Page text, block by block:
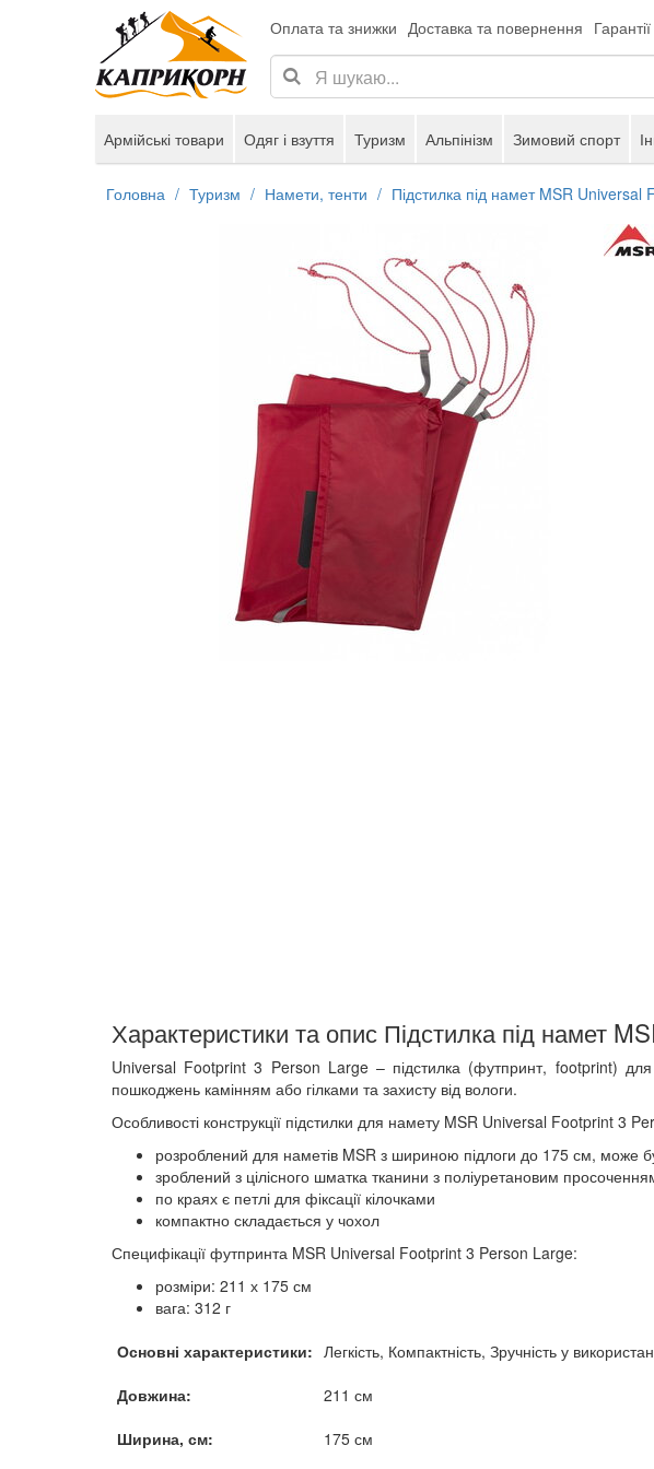
Оплата та знижки Доставка та повернення Гарантії
Армійські товари Одяг і взуття Туризм Альпінізм Зимовий спорт
Головна Туризм Намети, тенти Підстилка під намет MSR
Характеристики та опис Підстилка під намет
Universal Footprint 3 Person Large – підстилка (футпринт, footprint) для
пошкоджень камінням або гілками та захисту від вологи.
Особливості конструкції підстилки для намету MSR Universal Footprint 3
розроблений для наметів MSR з шириною підлоги до 175 см, може
зроблений з цілісного шматка тканини з поліуретановим
по краях є петлі для фіксації кілочками
компактно складається у чохол
Специфікації футпринта MSR Universal Footprint 3 Person Large:
розміри: 211 х 175 см
вага: 312 г
Основні характеристики: Легкість, Компактність, Зручність у
Довжина:
211 см
Ширина, см:
175 см